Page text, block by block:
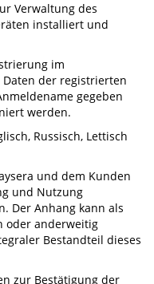
Verwaltung des
installiert und
im
der registrierten
gegeben
werden.
Russisch, Lettisch
und dem Kunden
und Nutzung
Der Anhang kann als
oder anderweitig
Bestandteil dieses
zur Bestätigung der